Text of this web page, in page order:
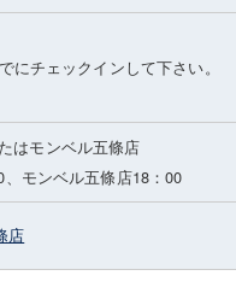
にチェックインして下さい。
はモンベル五條店
モンベル五條店18：00
店